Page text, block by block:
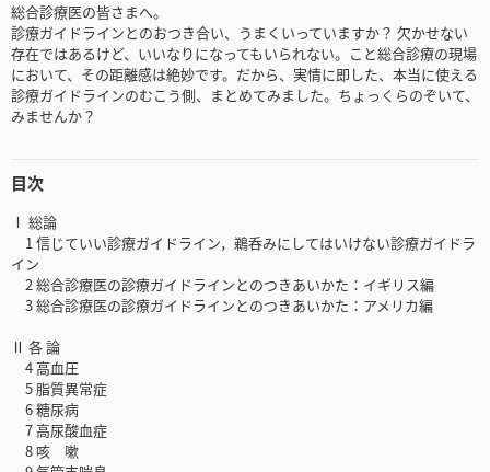
総合診療医の皆さまへ。
診療ガイドラインとのおつき合い、うまくいっていますか？ 欠かせない
存在ではあるけど、いいなりになってもいられない。こと総合診療の現場
において、その距離感は絶妙です。だから、実情に即した、本当に使える
診療ガイドラインのむこう側、まとめてみました。ちょっくらのぞいて、
みませんか？
目次
Ⅰ 総論
1 信じていい診療ガイドライン，鵜呑みにしてはいけない診療ガイドラ
イン
2 総合診療医の診療ガイドラインとのつきあいかた：イギリス編
3 総合診療医の診療ガイドラインとのつきあいかた：アメリカ編
Ⅱ 各 論
4 高血圧
5 脂質異常症
6 糖尿病
7 高尿酸血症
8 咳 嗽